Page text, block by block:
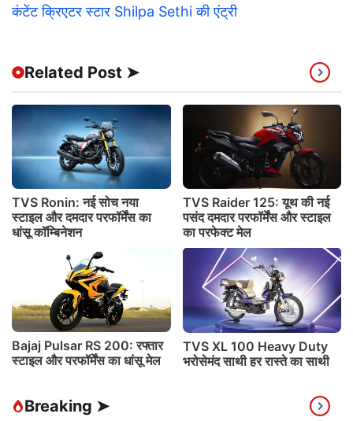
कंटेंट क्रिएटर स्टार Shilpa Sethi की एंट्री
Related Post ➤
TVS Ronin: नई सोच नया
स्टाइल और दमदार परफॉर्मेंस का
धांसू कॉम्बिनेशन
TVS Raider 125: यूथ की नई
पसंद दमदार परफॉर्मेंस और स्टाइल
का परफेक्ट मेल
Bajaj Pulsar RS 200: रफ्तार
स्टाइल और परफॉर्मेंस का धांसू मेल
TVS XL 100 Heavy Duty
भरोसेमंद साथी हर रास्ते का साथी
Breaking ➤